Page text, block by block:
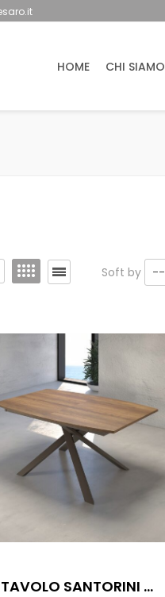
HOME CHI SIAMO
Soft by --
TAVOLO SANTORINI BOTTE